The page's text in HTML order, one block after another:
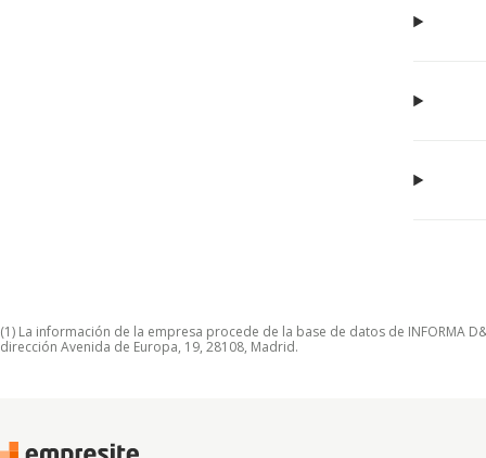
(1) La información de la empresa procede de la base de datos de INFORMA
dirección Avenida de Europa, 19, 28108, Madrid.